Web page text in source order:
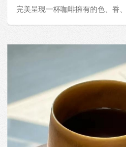
完美呈現一杯咖啡擁有的色、香